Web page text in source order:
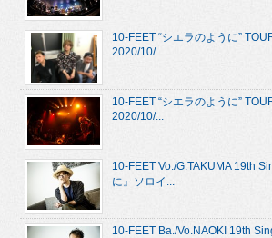
10-FEET “シエラのように”
2020/10/...
10-FEET “シエラのように”
2020/10/...
10-FEET Vo./G.TAKUMA 19th
に』ソロイ...
10-FEET Ba./Vo.NAOKI 19th